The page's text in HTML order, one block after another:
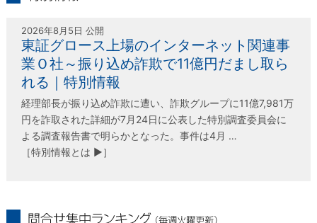
2026年8月5日 公開
東証グロース上場のインターネット関連事
業Ｏ社～振り込め詐欺で11億円だまし取ら
れる｜特別情報
経理部長が振り込め詐欺に遭い、詐欺グループに11億7,981万
円を詐取された詳細が7月24日に公表した特別調査委員会に
よる調査報告書で明らかとなった。事件は4月 …
［特別情報とは ▶］